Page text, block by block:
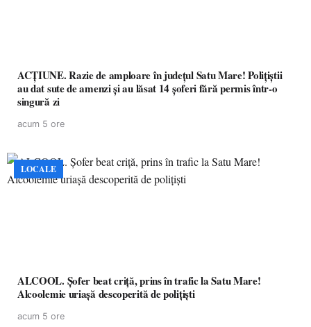
ACȚIUNE. Razie de amploare în județul Satu Mare! Polițiștii
au dat sute de amenzi și au lăsat 14 șoferi fără permis într-o
singură zi
acum 5 ore
LOCALE
ALCOOL. Șofer beat criță, prins în trafic la Satu Mare!
Alcoolemie uriașă descoperită de polițiști
acum 5 ore